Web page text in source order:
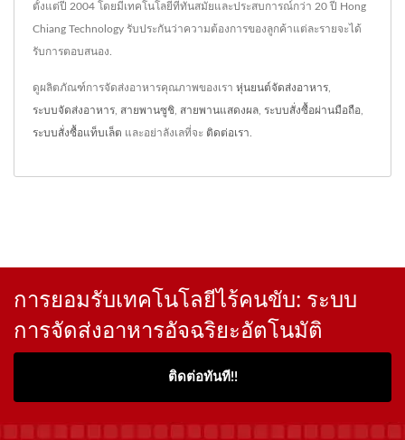
ตั้งแต่ปี 2004 โดยมีเทคโนโลยีที่ทันสมัยและประสบการณ์กว่า 20 ปี Hong
Chiang Technology รับประกันว่าความต้องการของลูกค้าแต่ละรายจะได้
รับการตอบสนอง.
ดูผลิตภัณฑ์การจัดส่งอาหารคุณภาพของเรา หุ่นยนต์จัดส่งอาหาร
ระบบจัดส่งอาหาร สายพานซูชิ สายพานแสดงผล ระบบสั่งซื้อผ่านมือถือ
ระบบสั่งซื้อแท็บเล็ต และอย่าลังเลที่จะ ติดต่อเรา
การยอมรับเทคโนโลยีไร้คนขับ: ระบบ
การจัดส่งอาหารอัจฉริยะอัตโนมัติ
ติดต่อทันที!!